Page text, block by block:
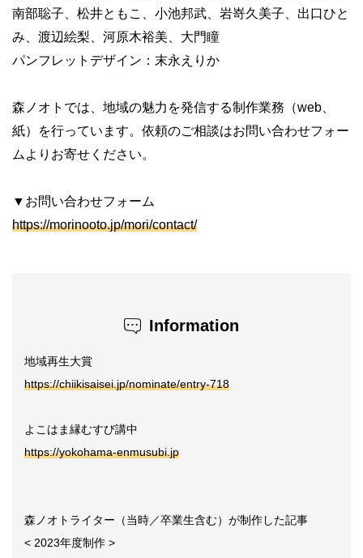
南部聡子、松井ともこ、小池邦武、岩嵜久美子、出口ひと
み、渡辺絵梨、河原木裕美、大門瞳
パンフレットデザイン：末永えりか
森ノオトでは、地域の魅力を発信する制作業務（web、
紙）を行っています。依頼のご相談はお問い合わせフォー
ムよりお寄せください。
▼お問い合わせフォーム
https://morinooto.jp/mori/contact/
Information
地域再生大賞
https://chiikisaisei.jp/nominate/entry-718
よこはま縁むすび講中
https://yokohama-enmusubi.jp
森ノオトライター（当時／卒業生含む）が制作した記事
< 2023年度制作 >